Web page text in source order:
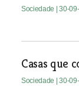
Sociedade | 30-
Casas que
Sociedade | 30-